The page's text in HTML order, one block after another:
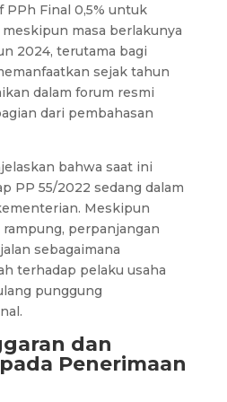
Final 0,5% untuk
masa berlakunya
2024, terutama bagi
sejak tahun
dalam forum resmi
dari pembahasan
bahwa saat ini
PP 55/2022 sedang dalam
Meskipun
perpanjangan
sebagaimana
terhadap pelaku usaha
punggung
dan
Penerimaan